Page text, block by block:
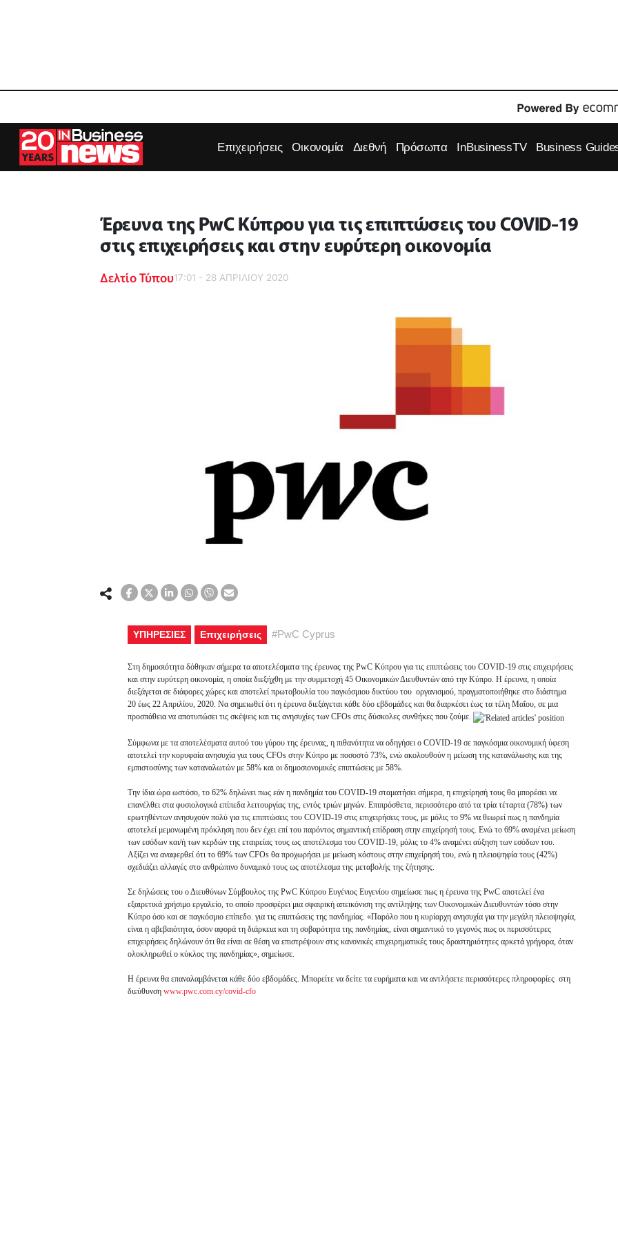
Επιχειρήσεις Οικονομία Διεθνή Πρόσωπα InBusinessTV Business
Έρευνα της PwC Κύπρου για τις επιπτώσεις του COVID-19
στις επιχειρήσεις και στην ευρύτερη οικονομία
Δελτίο Τύπου17:01 - 28 ΑΠΡΙΛΙΟΥ 2020
ΥΠΗΡΕΣΙΕΣ Επιχειρήσεις #PwC Cyprus
Στη δημοσιότητα δόθηκαν σήμερα τα αποτελέσματα της έρευνας της PwC Κύπρου για τις επιπτώσεις του COVID-19 στις επιχειρήσεις
και στην ευρύτερη οικονομία, η οποία διεξήχθη με την συμμετοχή 45 Οικονομικών Διευθυντών από την Κύπρο. Η έρευνα, η οποία
διεξάγεται σε διάφορες χώρες και αποτελεί πρωτοβουλία του παγκόσμιου δικτύου του οργανισμού, πραγματοποιήθηκε στο διάστημα
20 έως 22 Απριλίου, 2020. Να σημειωθεί ότι η έρευνα διεξάγεται κάθε δύο εβδομάδες και θα διαρκέσει έως τα τέλη Μαΐου, σε μια
προσπάθεια να αποτυπώσει τις σκέψεις και τις ανησυχίες των CFOs στις δύσκολες συνθήκες που ζούμε.
Σύμφωνα με τα αποτελέσματα αυτού του γύρου της έρευνας, η πιθανότητα να οδηγήσει ο COVID-19 σε παγκόσμια οικονομική ύφεση
αποτελεί την κορυφαία ανησυχία για τους CFOs στην Κύπρο με ποσοστό 73%, ενώ ακολουθούν η μείωση της κατανάλωσης και της
εμπιστοσύνης των καταναλωτών με 58% και οι δημοσιονομικές επιπτώσεις με 58%.
Την ίδια ώρα ωστόσο, το 62% δηλώνει πως εάν η πανδημία του COVID-19 σταματήσει σήμερα, η επιχείρησή τους θα μπορέσει να
επανέλθει στα φυσιολογικά επίπεδα λειτουργίας της, εντός τριών μηνών. Επιπρόσθετα, περισσότερο από τα τρία τέταρτα (78%) των
ερωτηθέντων ανησυχούν πολύ για τις επιπτώσεις του COVID-19 στις επιχειρήσεις τους, με μόλις το 9% να θεωρεί πως η πανδημία
αποτελεί μεμονωμένη πρόκληση που δεν έχει επί του παρόντος σημαντική επίδραση στην επιχείρησή τους. Ενώ το 69% αναμένει μείωση
των εσόδων και/ή των κερδών της εταιρείας τους ως αποτέλεσμα του COVID-19, μόλις το 4% αναμένει αύξηση των εσόδων του.
Αξίζει να αναφερθεί ότι το 69% των CFOs θα προχωρήσει με μείωση κόστους στην επιχείρησή του, ενώ η πλειοψηφία τους (42%)
σχεδιάζει αλλαγές στο ανθρώπινο δυναμικό τους ως αποτέλεσμα της μεταβολής της ζήτησης.
Σε δηλώσεις του ο Διευθύνων Σύμβουλος της PwC Κύπρου Ευγένιος Ευγενίου σημείωσε πως η έρευνα της PwC αποτελεί ένα
εξαιρετικά χρήσιμο εργαλείο, το οποίο προσφέρει μια σφαιρική απεικόνιση της αντίληψης των Οικονομικών Διευθυντών τόσο στην
Κύπρο όσο και σε παγκόσμιο επίπεδο. για τις επιπτώσεις της πανδημίας. «Παρόλο που η κυρίαρχη ανησυχία για την μεγάλη πλειοψηφία,
είναι η αβεβαιότητα, όσον αφορά τη διάρκεια και τη σοβαρότητα της πανδημίας, είναι σημαντικό το γεγονός πως οι περισσότερες
επιχειρήσεις δηλώνουν ότι θα είναι σε θέση να επιστρέψουν στις κανονικές επιχειρηματικές τους δραστηριότητες αρκετά γρήγορα, όταν
ολοκληρωθεί ο κύκλος της πανδημίας», σημείωσε.
Η έρευνα θα επαναλαμβάνεται κάθε δύο εβδομάδες. Μπορείτε να δείτε τα ευρήματα και να αντλήσετε περισσότερες πληροφορίες στη
διεύθυνση www.pwc.com.cy/covid-cfo